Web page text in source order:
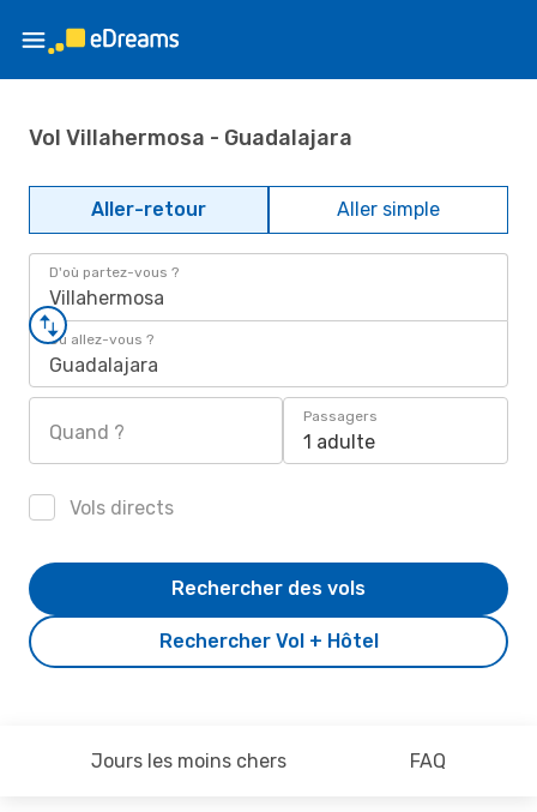
Vol Villahermosa - Guadalajara
Aller-retour Aller simple
D'où partez-vous ?
Villahermosa
Où allez-vous ?
Guadalajara
Quand ?
Passagers
1 adulte
Vols directs
Rechercher Vol + Hôtel
Rechercher des vols
Jours les moins chers FAQ